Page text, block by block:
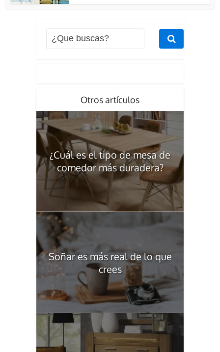
Otros artículos
¿Cuál es el tipo de mesa de
comedor más duradera?
Soñar es más real de lo que
crees